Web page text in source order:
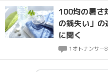
100均の暑さ
の銭失い」
に聞く
1 オトナンサー